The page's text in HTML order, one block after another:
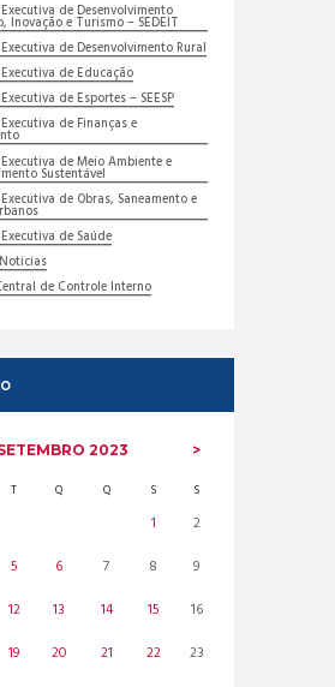
de Desenvolvimento
Inovação e Turismo – SEDEIT
de Desenvolvimento Rural
de Educação
de Esportes – SEESP
de Finanças e
de Meio Ambiente e
Sustentável
de Obras, Saneamento e
de Saúde
de Controle Interno
2023
T Q Q S S
1
2
5 6 7 8
9
12 13 14 15
16
19 20 21 22
23